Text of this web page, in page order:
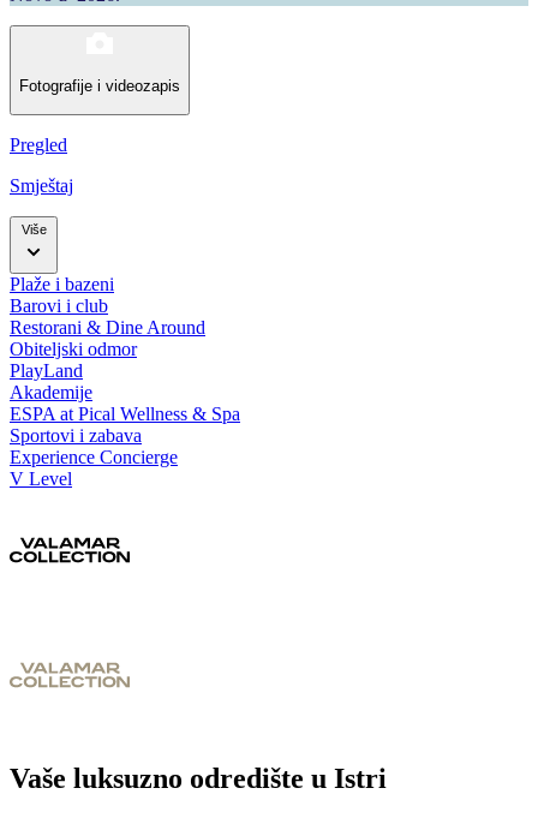
Fotografije i videozapis
Pregled
Smještaj
Više
Plaže i bazeni
Barovi i club
Restorani & Dine Around
Obiteljski odmor
PlayLand
Akademije
ESPA at Pical Wellness & Spa
Sportovi i zabava
Experience Concierge
V Level
Vaše luksuzno odredište u Istri